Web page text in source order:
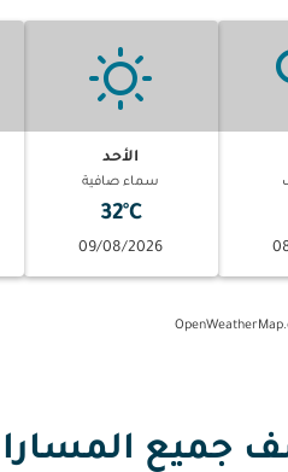
الأحد
سماء صافية
32°C
09/08/2026
جميع